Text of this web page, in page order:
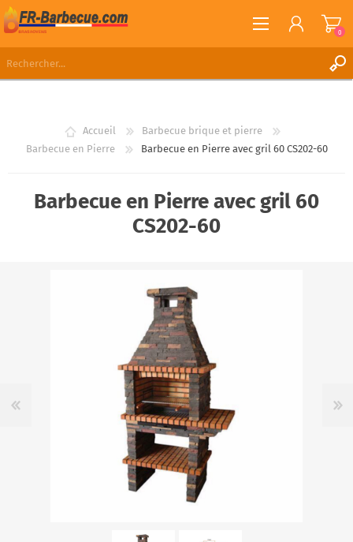
LISTE DE SOUHAITS
0
Accueil
Barbecue brique et pierre
Barbecue en Pierre
Barbecue en Pierre avec gril 60 CS202-60
Barbecue en Pierre avec gril 60
CS202-60